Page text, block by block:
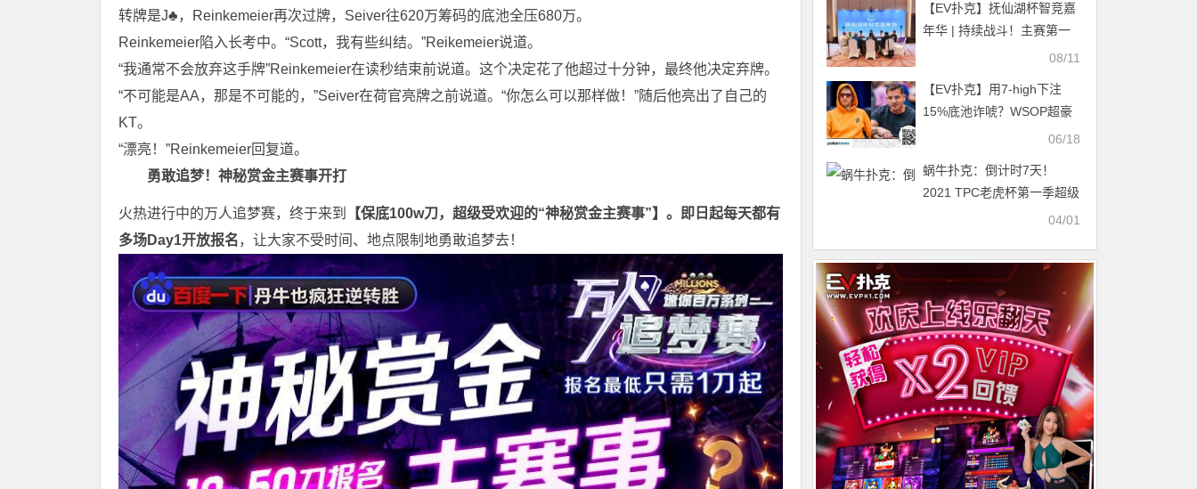
转牌是J♣，Reinkemeier再次过牌，Seiver往620万筹码的底池全压680万。
Reinkemeier陷入长考中。“Scott，我有些纠结。”Reikemeier说道。
“我通常不会放弃这手牌”Reinkemeier在读秒结束前说道。这个决定花了他超过十分钟，最终他决定弃牌。
“不可能是AA，那是不可能的，”Seiver在荷官亮牌之前说道。“你怎么可以那样做！”随后他亮出了自己的
KT。
“漂亮！”Reinkemeier回复道。
勇敢追梦！神秘赏金主赛事开打
火热进行中的万人追梦赛，终于来到
【保底100w刀，超级受欢迎的“神秘赏金主赛事”】。即日起每天都有
多场Day1开放报名，让大家不受时间、地点限制地勇敢追梦去！
【EV扑克】抚仙湖杯智竞嘉
年华 | 持续战斗！主赛第一
轮B组61人参战，蔡伟贤08/11
【EV扑克】用7-high下注
15%底池诈唬？WSOP超豪
06/18
蜗牛扑克：倒计时7天！
2021 TPC老虎杯第一季超级
04/01